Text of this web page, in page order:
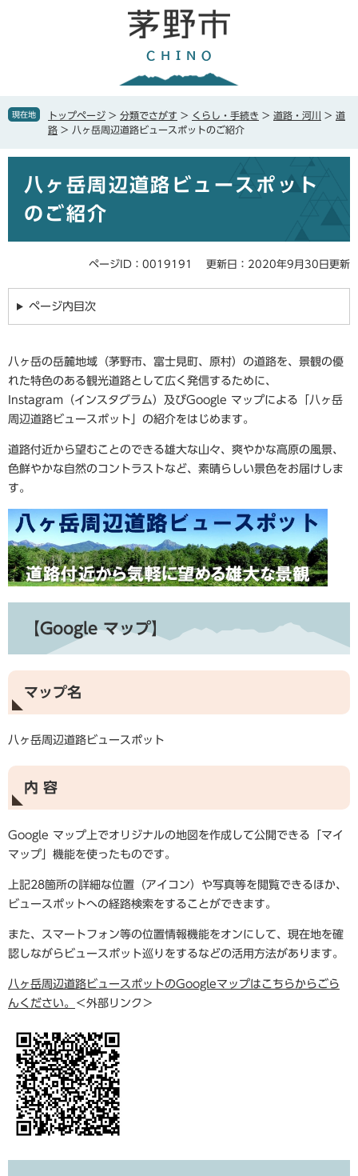
で
ば
本
現在地 トップページ > 分類でさがす > くらし・手続き > 道路・河川 > 道
路 > 八ヶ岳周辺道路ビュースポットのご紹介
八ヶ岳周辺道路ビュースポット
のご紹介
ページID：0019191 更新日：2020年9月30日更新
ページ内目次
八ヶ岳の岳麓地域（茅野市、富士見町、原村）の道路を、景観の優
れた特色のある観光道路として広く発信するために、
Instagram（インスタグラム）及びGoogle マップによる「八ヶ岳
周辺道路ビュースポット」の紹介をはじめます。
道路付近から望むことのできる雄大な山々、爽やかな高原の風景、
色鮮やかな自然のコントラストなど、素晴らしい景色をお届けしま
す。
【Google マップ】
マップ名
八ヶ岳周辺道路ビュースポット
内 容
Google マップ上でオリジナルの地図を作成して公開できる「マイ
マップ」機能を使ったものです。
上記28箇所の詳細な位置（アイコン）や写真等を閲覧できるほか、
ビュースポットへの経路検索をすることができます。
また、スマートフォン等の位置情報機能をオンにして、現在地を確
認しながらビュースポット巡りをするなどの活用方法があります。
八ヶ岳周辺道路ビュースポットのGoogleマップはこちらからごら
んください。
＜外部リンク＞